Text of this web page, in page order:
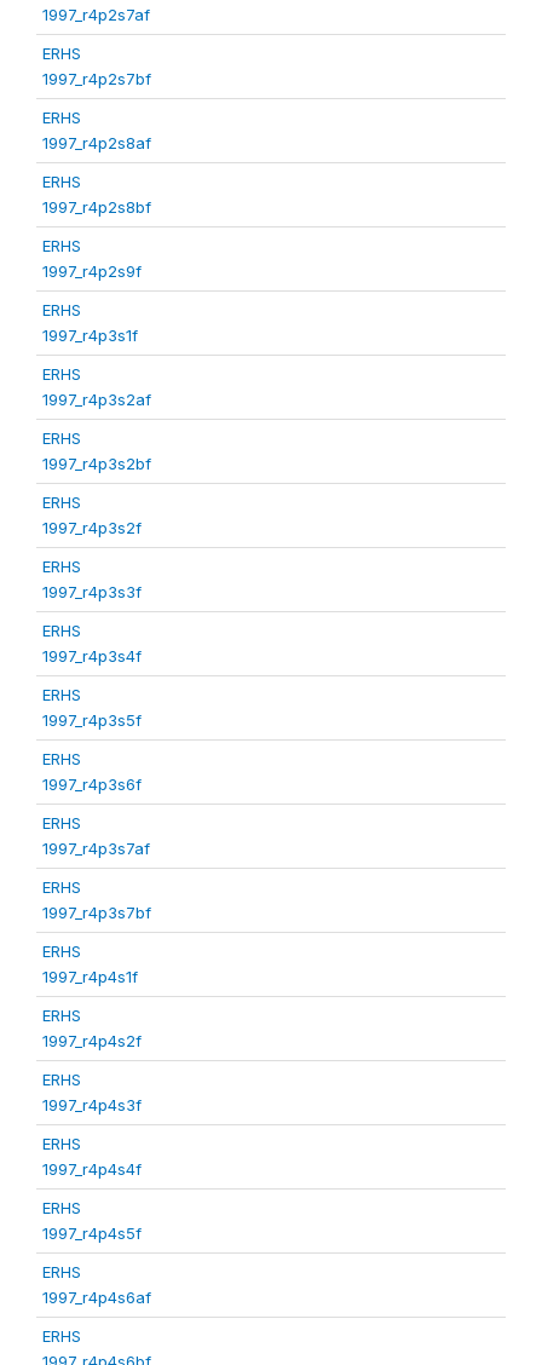
1997_r4p2s7af
ERHS
1997_r4p2s7bf
ERHS
1997_r4p2s8af
ERHS
1997_r4p2s8bf
ERHS
1997_r4p2s9f
ERHS
1997_r4p3s1f
ERHS
1997_r4p3s2af
ERHS
1997_r4p3s2bf
ERHS
1997_r4p3s2f
ERHS
1997_r4p3s3f
ERHS
1997_r4p3s4f
ERHS
1997_r4p3s5f
ERHS
1997_r4p3s6f
ERHS
1997_r4p3s7af
ERHS
1997_r4p3s7bf
ERHS
1997_r4p4s1f
ERHS
1997_r4p4s2f
ERHS
1997_r4p4s3f
ERHS
1997_r4p4s4f
ERHS
1997_r4p4s5f
ERHS
1997_r4p4s6af
ERHS
1997_r4p4s6bf